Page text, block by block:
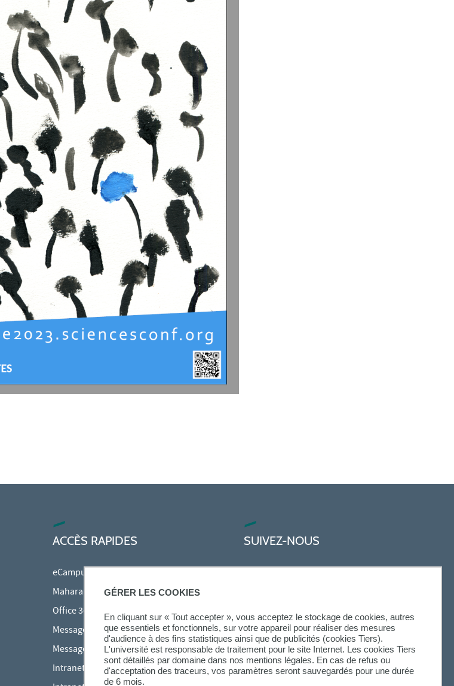
GÉRER LES COOKIES
En cliquant sur « Tout accepter », vous acceptez le stockage de cookies, autres
que essentiels et fonctionnels, sur votre appareil pour réaliser des mesures
d'audience à des fins statistiques ainsi que de publicités (cookies Tiers).
L'université est responsable de traitement pour le site Internet. Les cookies Tiers
sont détaillés par domaine dans nos mentions légales. En cas de refus ou
d'acceptation des traceurs, vos paramètres seront sauvegardés pour une durée
de 6 mois.
ACCÈS RAPIDES
eCampus
Mahara
Office 365
Messagerie des étudiants
Messagerie des personnels
Intranet Inspé
SUIVEZ-NOUS